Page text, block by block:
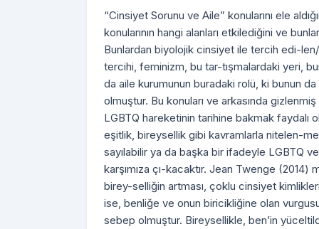
“Cinsiyet Sorunu ve Aile” konularını ele
konularının hangi alanları etkilediğini ve
Bunlardan biyolojik cinsiyet ile tercih edi-
tercihi, feminizm, bu tar-tışmalardaki yeri,
da aile kurumunun buradaki rolü, ki bunun
olmuştur. Bu konuları ve arkasında
LGBTQ hareketinin tarihine bakmak faydalı
eşitlik, bireysellik gibi kavramlarla nitelen-
sayılabilir ya da başka bir ifadeyle LGBTQ
karşımıza çı-kacaktır. Jean Twenge
birey-selliğin artması, çoklu cinsiyet
ise, benliğe ve onun biricikliğine olan
sebep olmuştur. Bireysellikle, ben’in